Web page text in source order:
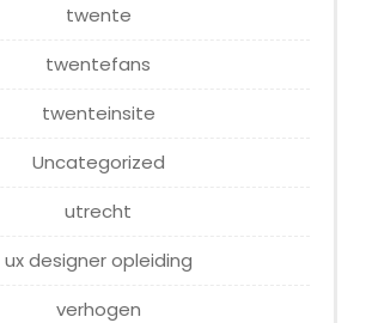
twente
twentefans
twenteinsite
Uncategorized
utrecht
ux designer opleiding
verhogen